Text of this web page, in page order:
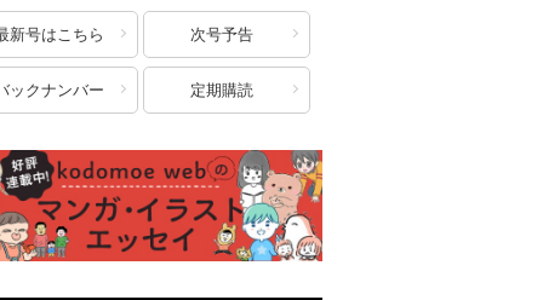
新号はこちら 次号予告
ックナンバー 定期購読